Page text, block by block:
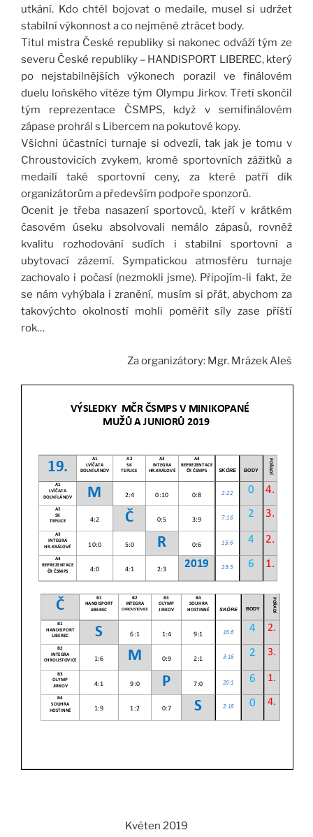
utkání. Kdo chtěl bojovat o medaile, musel si udržet
stabilní výkonnost a co nejméně ztrácet body.
Titul mistra České republiky si nakonec odváží tým ze
severu České republiky – HANDISPORT LIBEREC, který
po nejstabilnějších výkonech porazil ve finálovém
duelu loňského vítěze tým Olympu Jirkov. Třetí skončil
tým reprezentace ČSMPS, když v semifinálovém
zápase prohrál s Libercem na pokutové kopy.
Všichni účastníci turnaje si odvezli, tak jak je tomu v
Chroustovicích zvykem, kromě sportovních zážitků a
medailí také sportovní ceny, za které patří dík
organizátorům a především podpoře sponzorů.
Ocenit je třeba nasazení sportovců, kteří v krátkém
časovém úseku absolvovali nemálo zápasů, rovněž
kvalitu rozhodování sudích i stabilní sportovní a
ubytovací zázemí. Sympatickou atmosféru turnaje
zachovalo i počasí (nezmokli jsme). Připojím-li fakt, že
se nám vyhýbala i zranění, musím si přát, abychom za
takovýchto okolností mohli poměřit síly zase příští
rok…
Za organizátory: Mgr. Mrázek Aleš
Květen 2019